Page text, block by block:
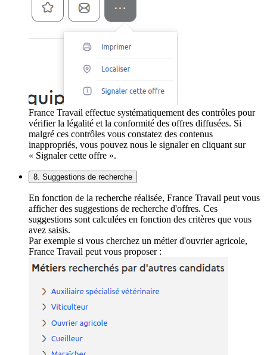
France Travail effectue systématiquement des contrôles pour
vérifier la légalité et la conformité des offres diffusées. Si
malgré ces contrôles vous constatez des contenus
inappropriés, vous pouvez nous le signaler en cliquant sur
« Signaler cette offre ».
8. Suggestions de recherche
En fonction de la recherche réalisée, France Travail peut vous
afficher des suggestions de recherche d'offres. Ces
suggestions sont calculées en fonction des critères que vous
avez saisis.
Par exemple si vous cherchez un métier d'ouvrier agricole,
France Travail peut vous proposer :